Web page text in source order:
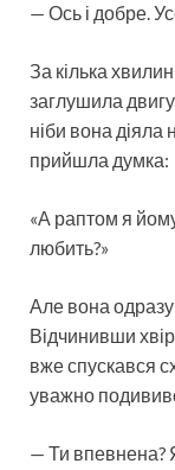
— Ось і добре.
За кілька
заглушила
ніби вона діяла
прийшла думка:
«А раптом я
любить?»
Але вона одразу
Відчинивши
вже спускався
уважно
— Ти впевнена?